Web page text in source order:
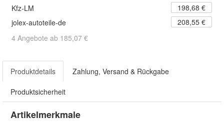
Kfz-LM
198,68 €
jolex-autoteile-de
208,55 €
4 Angebote ab 185,07 €
Produktdetails Zahlung, Versand & Rückgabe
Produktsicherheit
Artikelmerkmale